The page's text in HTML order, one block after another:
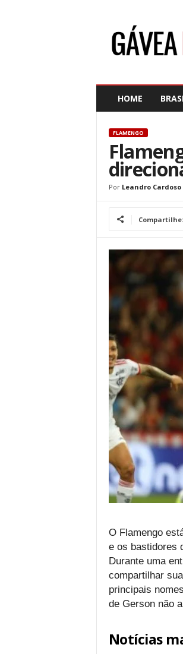
HOME
FLAMENGO
Por Leandro Cardoso
Compartilhe:
O Flamengo
e os bastidores
Durante uma
compartilhar
principais
de Gerson não
Notícias